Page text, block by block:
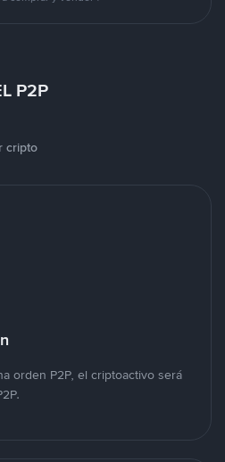
P2P
cripto
orden P2P, el criptoactivo será